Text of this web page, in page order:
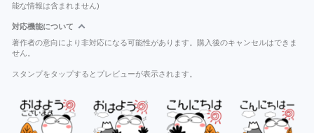
能な情報は含まれません)
対応機能について
著作者の意向により非対応になる可能性があります。購入後のキャンセルはできま
せん。
スタンプをタップするとプレビューが表示されます。